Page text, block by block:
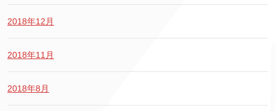
2018年12月
2018年11月
2018年8月